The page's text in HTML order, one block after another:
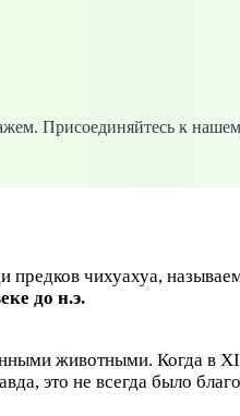
Присоединяйтесь к
предков чихуахуа,
до н.э.
животными. Когда в
это не всегда было